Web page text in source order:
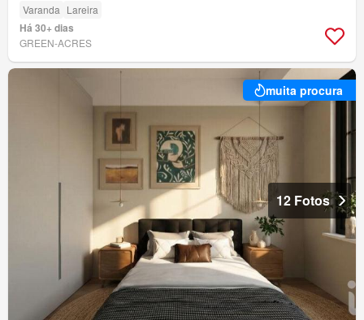
Varanda Lareira
Há 30+ dias
GREEN-ACRES
muita procura
12 Fotos